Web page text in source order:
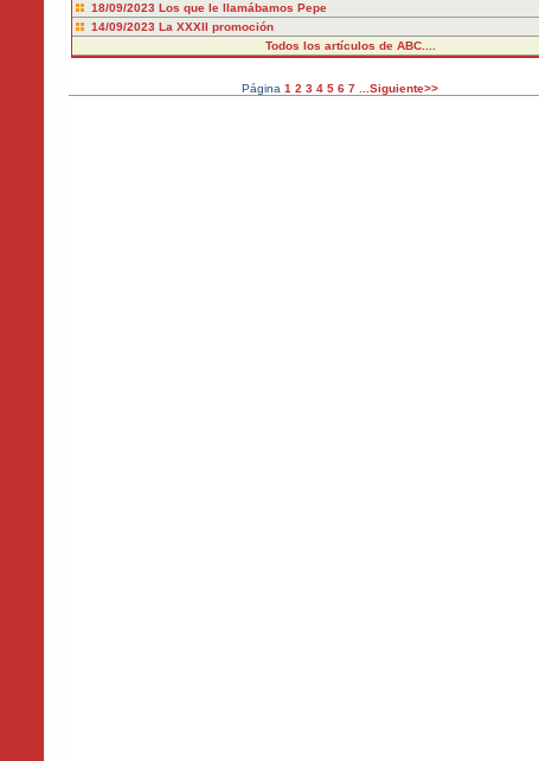
18/09/2023 Los que le llamábamos Pepe
14/09/2023 La XXXII promoción
Todos los artículos de ABC....
Página 1 2 3 4 5 6 7 ...Siguiente>>